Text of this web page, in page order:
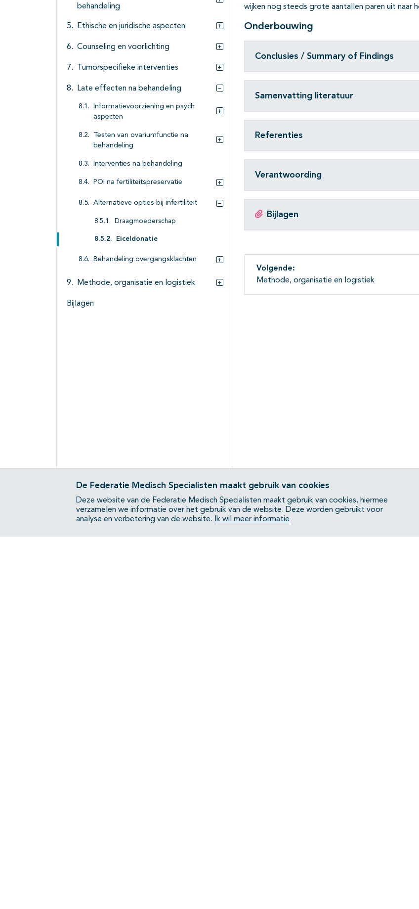
behandeling
Subpagina's open- en dichtklappen
Ethische en juridische aspecten
Counseling en voorlichting
Subpagina's open- en dichtklappen
Tumorspecifieke interventies
Subpagina's open- en dichtklappen
Late effecten na behandeling
Subpagina's open- en dichtklappen
Informatievoorziening en psych
aspecten
Testen van ovariumfunctie na
behandeling
Subpagina's open- en dichtklappen
Interventies na behandeling
POI na fertiliteitspreservatie
Alternatieve opties bij infertiliteit
Subpagina's open- en dichtklappen
Draagmoederschap
Eiceldonatie
Behandeling overgangsklachten
Subpagina's open- en dichtklappen
Methode, organisatie en logistiek
Subpagina's open- en dichtklappen
Bijlagen
wijken nog steeds grote aantallen paren uit naar
Onderbouwing
Conclusies / Summary of Findings
Samenvatting literatuur
Referenties
Verantwoording
Bijlagen
Volgende:
Methode, organisatie en logistiek
De Federatie Medisch Specialisten maakt gebruik van cookies
Deze website van de Federatie Medisch Specialisten maakt gebruik van cookies, hiermee
verzamelen we informatie over het gebruik van de website. Deze worden gebruikt voor
analyse en verbetering van de website.
Ik wil meer informatie